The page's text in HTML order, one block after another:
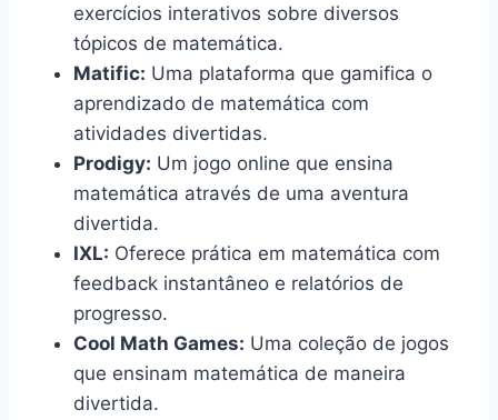
exercícios interativos sobre diversos
tópicos de matemática.
Matific: Uma plataforma que gamifica o
aprendizado de matemática com
atividades divertidas.
Prodigy: Um jogo online que ensina
matemática através de uma aventura
divertida.
IXL: Oferece prática em matemática com
feedback instantâneo e relatórios de
progresso.
Cool Math Games: Uma coleção de jogos
que ensinam matemática de maneira
divertida.